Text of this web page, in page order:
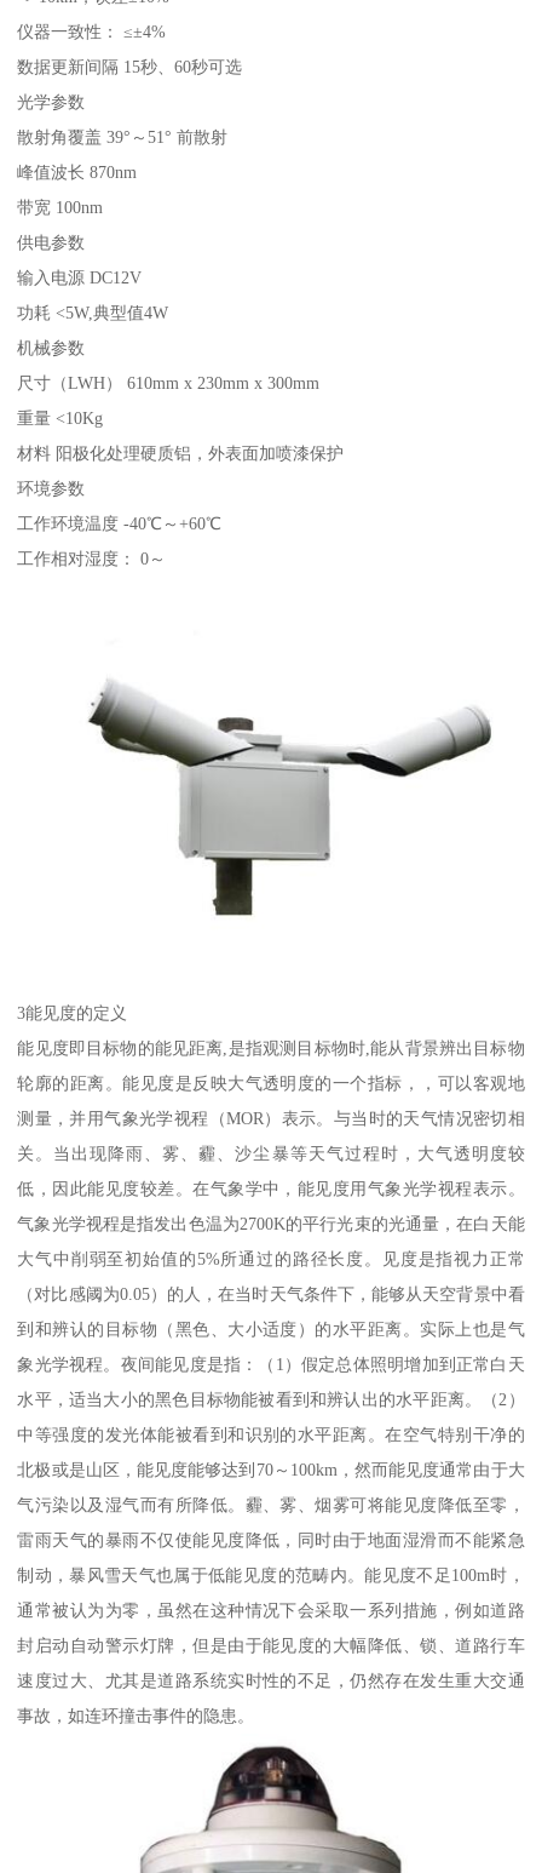
仪器一致性： ≤±4%
数据更新间隔 15秒、60秒可选
光学参数
散射角覆盖 39°～51° 前散射
峰值波长 870nm
带宽 100nm
供电参数
输入电源 DC12V
功耗 <5W,典型值4W
机械参数
尺寸（LWH） 610mm x 230mm x 300mm
重量 <10Kg
材料 阳极化处理硬质铝，外表面加喷漆保护
环境参数
工作环境温度 -40℃～+60℃
工作相对湿度： 0～
3能见度的定义
能见度即目标物的能见距离,是指观测目标物时,能从背景辨出目标物
轮廓的距离。能见度是反映大气透明度的一个指标，，可以客观地
测量，并用气象光学视程（MOR）表示。与当时的天气情况密切相
关。当出现降雨、雾、霾、沙尘暴等天气过程时，大气透明度较
低，因此能见度较差。在气象学中，能见度用气象光学视程表示。
气象光学视程是指发出色温为2700K的平行光束的光通量，在白天能
大气中削弱至初始值的5%所通过的路径长度。见度是指视力正常
（对比感阈为0.05）的人，在当时天气条件下，能够从天空背景中看
到和辨认的目标物（黑色、大小适度）的水平距离。实际上也是气
象光学视程。夜间能见度是指：（1）假定总体照明增加到正常白天
水平，适当大小的黑色目标物能被看到和辨认出的水平距离。（2）
中等强度的发光体能被看到和识别的水平距离。在空气特别干净的
北极或是山区，能见度能够达到70～100km，然而能见度通常由于大
气污染以及湿气而有所降低。霾、雾、烟雾可将能见度降低至零，
雷雨天气的暴雨不仅使能见度降低，同时由于地面湿滑而不能紧急
制动，暴风雪天气也属于低能见度的范畴内。能见度不足100m时，
通常被认为为零，虽然在这种情况下会采取一系列措施，例如道路
封启动自动警示灯牌，但是由于能见度的大幅降低、锁、道路行车
速度过大、尤其是道路系统实时性的不足，仍然存在发生重大交通
事故，如连环撞击事件的隐患。